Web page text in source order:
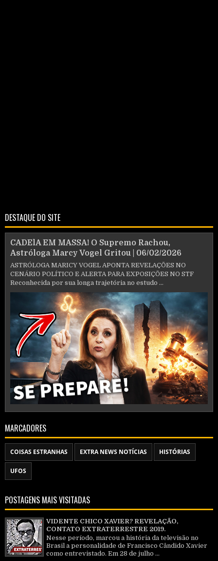
DESTAQUE DO SITE
CADElA EM MASSA! O Supremo Rachou,
Astróloga Marcy Vogel Gritou | 06/02/2026
ASTRÓLOGA MARICY VOGEL APONTA REVELAÇÕES NO
CENÁRIO POLÍTICO E ALERTA PARA EXPOSIÇÕES NO STF
Reconhecida por sua longa trajetória no estudo ...
MARCADORES
COISAS ESTRANHAS EXTRA NEWS NOTÍCIAS HISTÓRIAS
UFOS
POSTAGENS MAIS VISITADAS
VIDENTE CHICO XAVIER? REVELAÇÃO,
CONTATO EXTRATERRESTRE 2019.
Nesse período, marcou a história da televisão no
Brasil a personalidade de Francisco Cândido Xavier
como entrevistado. Em 28 de julho ...